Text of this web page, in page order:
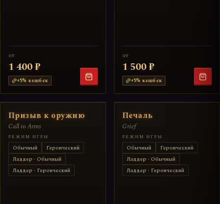
от
1 400 ₽
+5% кешбек
от
1 500 ₽
+5% кешбек
Призыв к оружию
Call to Arms
РЕЖИМ ИГРЫ
Обычный
Героический
Ладдер · Обычный
Ладдер · Героический
Печаль
Grief
РЕЖИМ ИГРЫ
Обычный
Героический
Ладдер · Обычный
Ладдер · Героический